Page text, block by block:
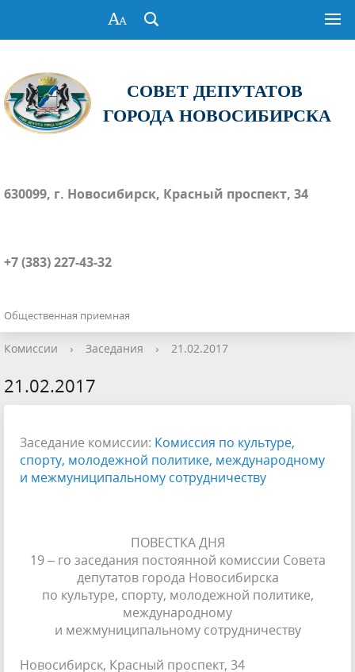
СОВЕТ ДЕПУТАТОВ
ГОРОДА НОВОСИБИРСКА
630099, г. Новосибирск, Красный проспект, 34
+7 (383) 227-43-32
Общественная приемная
Комиссии › Заседания › 21.02.2017
21.02.2017
Заседание комиссии: Комиссия по культуре,
спорту, молодежной политике, международному
и межмуниципальному сотрудничеству
ПОВЕСТКА ДНЯ
19 – го заседания постоянной комиссии Совета
депутатов города Новосибирска
по культуре, спорту, молодежной политике,
международному
и межмуниципальному сотрудничеству
Новосибирск, Красный проспект, 34